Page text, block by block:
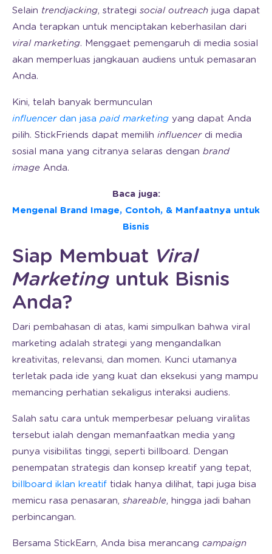
Selain trendjacking, strategi social outreach juga dapat
Anda terapkan untuk menciptakan keberhasilan dari
viral marketing. Menggaet pemengaruh di media sosial
akan memperluas jangkauan audiens untuk pemasaran
Anda.
Kini, telah banyak bermunculan
influencerdan jasa paid marketing yang dapat Anda
pilih. StickFriends dapat memilih influencerdi media
sosial mana yang citranya selaras dengan brand
image Anda.
Baca juga:
Mengenal Brand Image, Contoh, & Manfaatnya untuk
Bisnis
Siap Membuat Viral
Marketing untuk Bisnis
Anda?
Dari pembahasan di atas, kami simpulkan bahwa viral
marketing adalah strategi yang mengandalkan
kreativitas, relevansi, dan momen. Kunci utamanya
terletak pada ide yang kuat dan eksekusi yang mampu
memancing perhatian sekaligus interaksi audiens.
Salah satu cara untuk memperbesar peluang viralitas
tersebut ialah dengan memanfaatkan media yang
punya visibilitas tinggi, seperti billboard. Dengan
penempatan strategis dan konsep kreatif yang tepat,
billboard iklan kreatif tidak hanya dilihat, tapi juga bisa
memicu rasa penasaran, shareable, hingga jadi bahan
perbincangan.
Bersama StickEarn, Anda bisa merancang campaign